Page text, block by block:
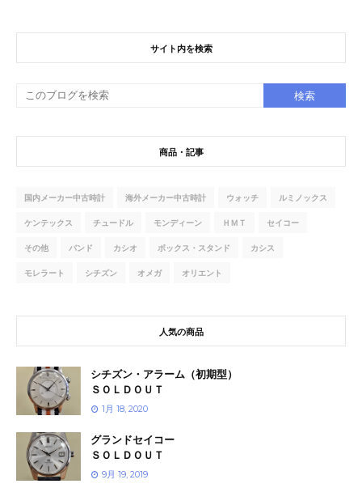
サイト内を検索
商品・記事
国内メーカー中古時計 海外メーカー中古時計 ウォッチ ルミノックス
ケンテックス チュードル モンディーン ＨＭＴ セイコー
その他 バンド カシオ ボックス・スタンド カシス
モレラート シチズン オメガ オリエント
人気の商品
シチズン・アラーム（初期型）
ＳＯＬＤＯＵＴ
1月 18, 2020
グランドセイコー
ＳＯＬＤＯＵＴ
9月 19, 2019